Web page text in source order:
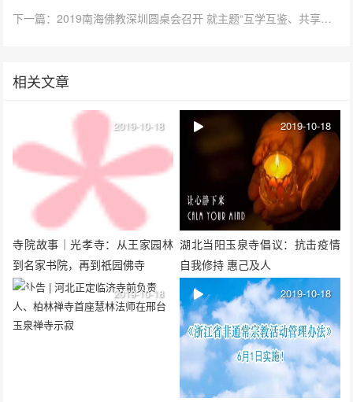
下一篇：2019南海佛教深圳圆桌会召开 就主题“互学互鉴、共享发展”展开交流
相关文章
寺院故事｜光孝寺：从王家园林
到名家书院，再到祇园佛寺
2019-10-18
湖北当阳玉泉寺倡议：抗击疫情
自我修持 惠己及人
2019-10-18
2019-10-18 2019-10-18